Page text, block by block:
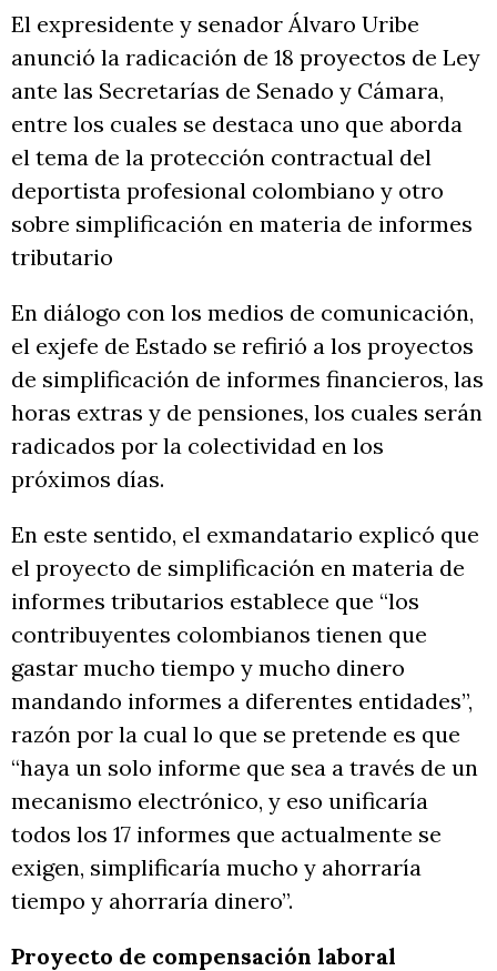
El expresidente y senador Álvaro Uribe
anunció la radicación de 18 proyectos de Ley
ante las Secretarías de Senado y Cámara,
entre los cuales se destaca uno que aborda
el tema de la protección contractual del
deportista profesional colombiano y otro
sobre simplificación en materia de informes
tributario
En diálogo con los medios de comunicación,
el exjefe de Estado se refirió a los proyectos
de simplificación de informes financieros, las
horas extras y de pensiones, los cuales serán
radicados por la colectividad en los
próximos días.
En este sentido, el exmandatario explicó que
el proyecto de simplificación en materia de
informes tributarios establece que “los
contribuyentes colombianos tienen que
gastar mucho tiempo y mucho dinero
mandando informes a diferentes entidades”,
razón por la cual lo que se pretende es que
“haya un solo informe que sea a través de un
mecanismo electrónico, y eso unificaría
todos los 17 informes que actualmente se
exigen, simplificaría mucho y ahorraría
tiempo y ahorraría dinero”.
Proyecto de compensación laboral